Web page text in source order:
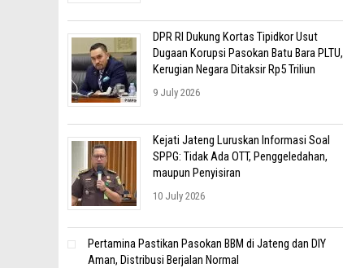
DPR RI Dukung Kortas Tipidkor Usut
Dugaan Korupsi Pasokan Batu Bara PLTU,
Kerugian Negara Ditaksir Rp5 Triliun
9 July 2026
Kejati Jateng Luruskan Informasi Soal
SPPG: Tidak Ada OTT, Penggeledahan,
maupun Penyisiran
10 July 2026
Pertamina Pastikan Pasokan BBM di Jateng dan DIY
Aman, Distribusi Berjalan Normal